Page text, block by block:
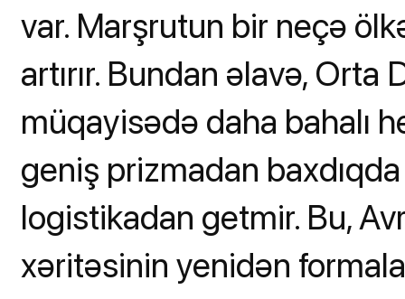
var. Marşrutun bir neçə
artırır. Bundan əlavə,
müqayisədə daha bahalı
geniş prizmadan
logistikadan getmir. Bu,
xəritəsinin yenidən